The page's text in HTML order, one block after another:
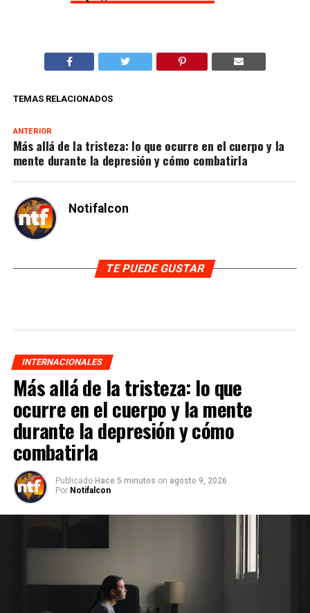
TEMAS RELACIONADOS
ANTERIOR
Más allá de la tristeza: lo que ocurre en el cuerpo y la
mente durante la depresión y cómo combatirla
Notifalcon
TE PUEDE GUSTAR
INTERNACIONALES
Más allá de la tristeza: lo que
ocurre en el cuerpo y la mente
durante la depresión y cómo
combatirla
Publicado Hace 5 minutos on agosto 9, 2026
Por Notifalcon